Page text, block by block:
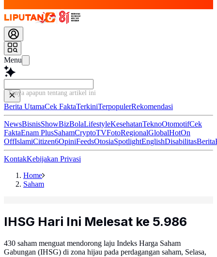
Menu
Tanya apapun tentang artikel in
Berita UtamaCek FaktaTerkiniTerpopulerRekomendasi
NewsBisnisShowBizBolaLifestyleKesehatanTeknoOtomotifCek
FaktaEnam PlusSahamCryptoTVFotoRegionalGlobalHotOn
OffIslamiCitizen6OpiniFeedsOtosiaSpotlightEnglishDisabilitasBerita
KontakKebijakan Privasi
Home
Saham
IHSG Hari Ini Melesat ke 5.986
430 saham menguat mendorong laju Indeks Harga Saham
Gabungan (IHSG) di zona hijau pada perdagangan saham, Selasa,